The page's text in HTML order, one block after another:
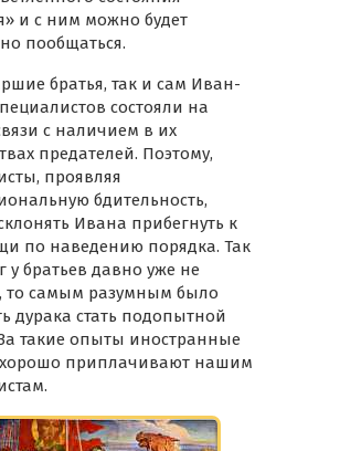
и с ним можно будет
пообщаться.
братья, так и сам Иван-
состояли на
с наличием в их
предателей. Поэтому,
проявляя
бдительность,
Ивана прибегнуть к
по наведению порядка. Так
у братьев давно уже не
то самым разумным было
дурака стать подопытной
такие опыты иностранные
хорошо приплачивают нашим